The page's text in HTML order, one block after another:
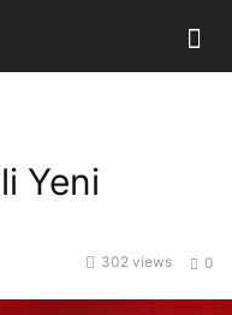
Yeni
0
302 views